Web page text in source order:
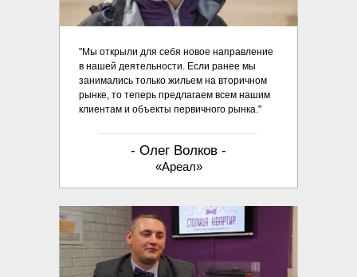
"Мы открыли для себя новое направление
в нашей деятельности. Если ранее мы
занимались только жильем на вторичном
рынке, то теперь предлагаем всем нашим
клиентам и объекты первичного рынка."
- Олег Волков -
«Ареал»